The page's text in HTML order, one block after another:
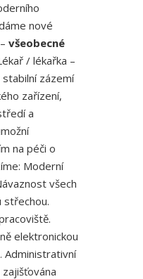
nové
všeobecné
/ lékařka –
stabilní zázemí
zařízení,
a
na péči o
Moderní
všech
elektronickou
Administrativní